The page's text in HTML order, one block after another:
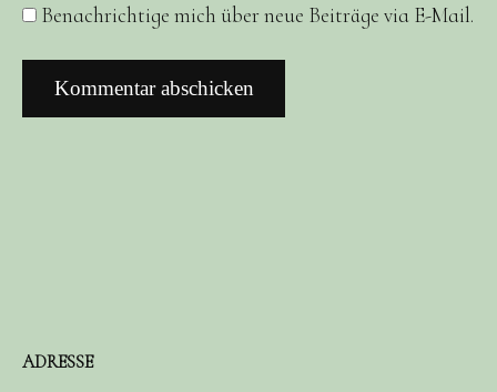
Benachrichtige mich über neue Beiträge via E-Mail.
ADRESSE